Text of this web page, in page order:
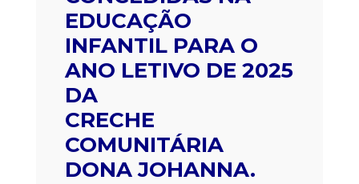
EDUCAÇÃO
INFANTIL PARA O
ANO LETIVO DE 2025
DA
CRECHE
COMUNITÁRIA
DONA JOHANNA.